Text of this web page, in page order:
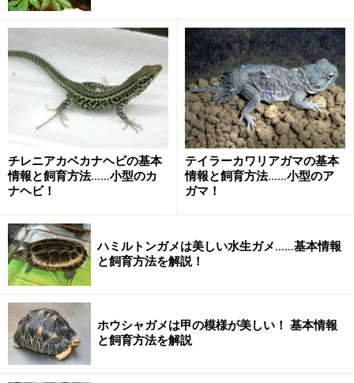
バンコクに住む美貌の売れっ子女流作家クワン（ルンラ
ウィー・ポリジンダークン）は迷信嫌いだが、迷信や心
霊現象をテーマにした小説を多く書いている。今回は動
物霊の憑依をテーマに書いた。その新作のキャンペーン
のためにチェンマイを訪れるが、そこで謎の木箱を買わ
される。その木箱を手に入れてから、彼女のまわりで不
思議な現象が起こり始め、彼女自身も「ヤモリ」の幻覚
チレニアカベカナヘビの基本
情報と飼育方法……小型のカ
ナヘビ！
テイラーカワリアガマの基本
情報と飼育方法……小型のア
ガマ！
ハミルトンガメは美しい水生ガメ……基本情報
と飼育方法を解説！
ホウシャガメは甲の模様が美しい！ 基本情報
と飼育方法を解説